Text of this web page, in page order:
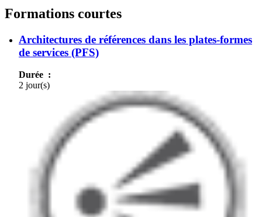
Formations courtes
Architectures de références dans les plates-formes
de services (PFS)
Durée :
2 jour(s)